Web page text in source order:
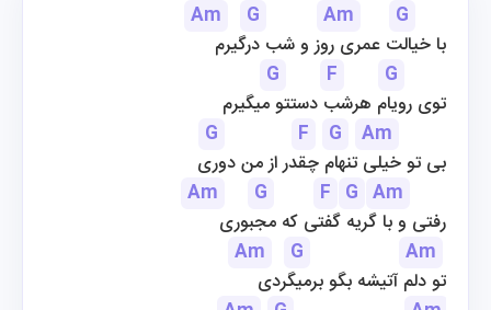
Am G Am
G
با خیالت عمری روز و شب درگیرم
G
F
G
توی رویام هرشب دستتو میگیرم
G
F G
Am
بی تو خیلی تنهام چقدر از من دوری
Am
G F G Am
رفتی و با گریه گفتی که مجبوری
Am
G
Am
تو دلم آتیشه بگو برمیگردی